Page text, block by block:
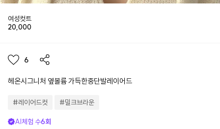
여성컷트
20,000
6
헤온시그니처 옆볼륨 가득한중단발레이어드
#레이어드컷 #밀크브라운
AI체험 수6회